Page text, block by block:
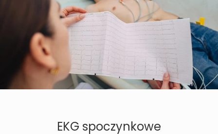
EKG spoczynkowe